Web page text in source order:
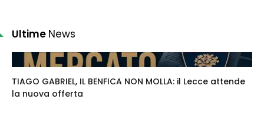
Ultime News
TIAGO GABRIEL, IL BENFICA NON MOLLA: il Lecce attende
la nuova offerta